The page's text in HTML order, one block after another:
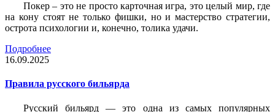
Покер – это не просто карточная игра, это целый мир, где
на кону стоят не только фишки, но и мастерство стратегии,
острота психологии и, конечно, толика удачи.
Подробнее
16.09.2025
Правила русского бильярда
Русский бильярд — это одна из самых популярных